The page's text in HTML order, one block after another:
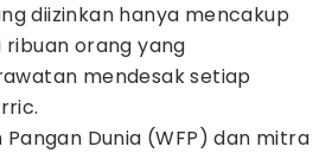
diizinkan hanya mencakup
orang yang
mendesak setiap
Dunia (WFP) dan mitra